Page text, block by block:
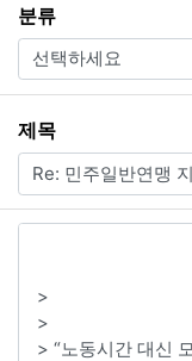
분류필수
제목필수